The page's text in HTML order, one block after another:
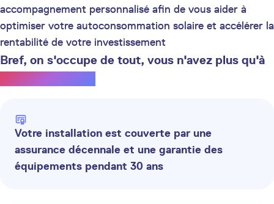
accompagnement personnalisé afin de vous aider à
optimiser votre autoconsommation solaire et accélérer la
rentabilité de votre investissement
Bref, on s'occupe de tout, vous n'avez plus qu'à
profiter du soleil.
Votre installation est couverte par une
assurance décennale et une garantie des
équipements pendant 30 ans